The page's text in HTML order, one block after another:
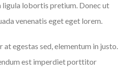
ligula lobortis pretium. Donec ut
venenatis eget eget lorem.
at egestas sed, elementum in justo.
est imperdiet porttitor